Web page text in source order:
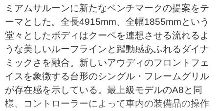
ミアムサルーンに新たなベンチマークの提案をテ
ーマとした。全長4915mm、全幅1855mmという
堂々としたボディはクーペを連想させる流れるよ
うな美しいルーフラインと躍動感あふれるダイナ
ミックさを融合。新しいアウディのフロントフェ
イスを象徴する台形のシングル・フレームグリル
が存在感を示している。最上級モデルのA8と同
様、コントローラーによって車内の装備品の操作